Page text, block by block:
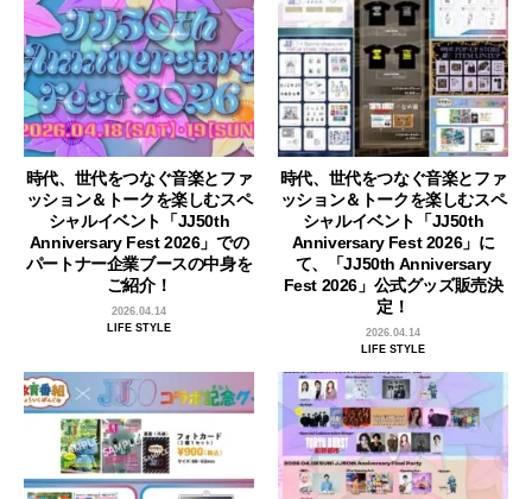
時代、世代をつなぐ音楽とファ
ッション＆トークを楽しむスペ
シャルイベント「JJ50th
Anniversary Fest 2026」での
パートナー企業ブースの中身を
ご紹介！
2026.04.14
LIFE STYLE
時代、世代をつなぐ音楽とファ
ッション＆トークを楽しむスペ
シャルイベント「JJ50th
Anniversary Fest 2026」に
て、「JJ50th Anniversary
Fest 2026」公式グッズ販売決
定！
2026.04.14
LIFE STYLE